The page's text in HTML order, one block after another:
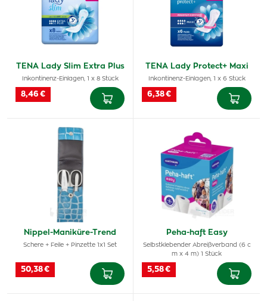
TENA Lady Slim Extra Plus
Inkontinenz-Einlagen, 1 x 8 Stück
8,46 €
TENA Lady Protect+ Maxi
Inkontinenz-Einlagen, 1 x 6 Stück
6,38 €
Nippel-Maniküre-Trend
Schere + Feile + Pinzette 1x1 Set
50,38 €
Peha-haft Easy
Selbstklebender Abreißverband (6 c
m x 4 m) 1 Stück
5,58 €